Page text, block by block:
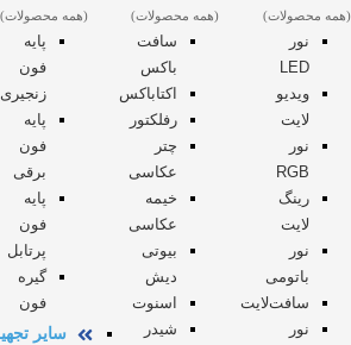
(همه محصولات)
نور
LED
ویدیو
لایت
نور
RGB
رینگ
لایت
نور
باتومی
سافت‌لایت
نور
(همه محصولات)
سافت
باکس
اکتاباکس
رفلکتور
چتر
عکاسی
خیمه
عکاسی
بیوتی
دیش
اسنوت
شیدر
(همه محصولات)
پایه
فون
زنجیری
پایه
فون
برقی
پایه
فون
پرتابل
گیره
فون
سایر